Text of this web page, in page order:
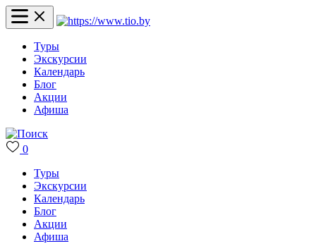
Туры
Экскурсии
Календарь
Блог
Акции
Афиша
0
Туры
Экскурсии
Календарь
Блог
Акции
Афиша